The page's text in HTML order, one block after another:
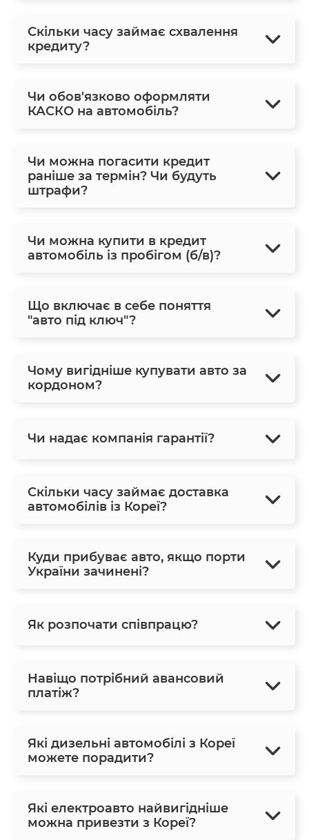
Скільки часу займає схвалення
кредиту?
Чи обов'язково оформляти
КАСКО на автомобіль?
Чи можна погасити кредит
раніше за термін? Чи будуть
штрафи?
Чи можна купити в кредит
автомобіль із пробігом (б/в)?
Що включає в себе поняття
"авто під ключ"?
Чому вигідніше купувати авто за
кордоном?
Чи надає компанія гарантії?
Скільки часу займає доставка
автомобілів із Кореї?
Куди прибуває авто, якщо порти
України зачинені?
Як розпочати співпрацю?
Навіщо потрібний авансовий
платіж?
Які дизельні автомобілі з Кореї
можете порадити?
Які електроавто найвигідніше
можна привезти з Кореї?